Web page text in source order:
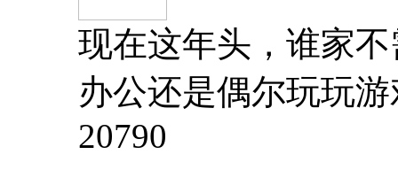
现在这年头，谁家
办公还是偶尔玩玩
20790